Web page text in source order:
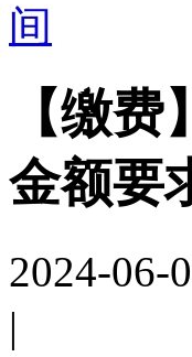
间
【缴
金额要
2024-06-
|